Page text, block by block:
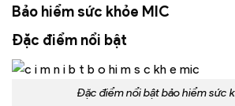
Bảo hiểm sức khỏe MIC
Đặc điểm nổi bật
Đặc điểm nổi bật bảo hiểm sức